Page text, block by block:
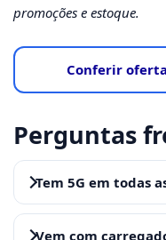
promoções e estoque.
Conferir
Perguntas
Tem 5G em todas
Vem com